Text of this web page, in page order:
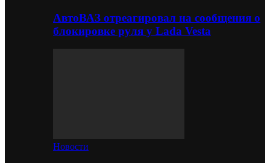
АвтоВАЗ отреагировал на сообщения о
блокировке руля у Lada Vesta
Новости